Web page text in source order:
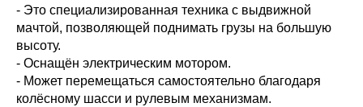
- Это специализированная техника с выдвижной
мачтой, позволяющей поднимать грузы на большую
высоту.
- Оснащён электрическим мотором.
- Может перемещаться самостоятельно благодаря
колёсному шасси и рулевым механизмам.